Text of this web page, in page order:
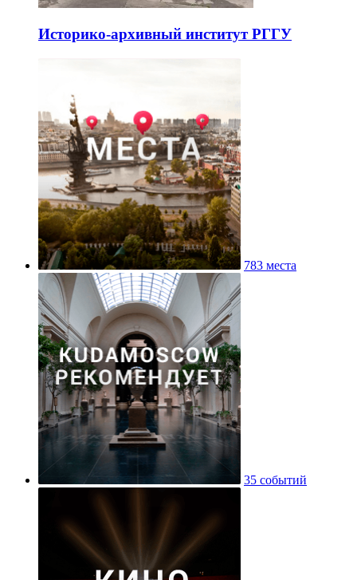
Историко-архивный институт РГГУ
783 места
35 событий